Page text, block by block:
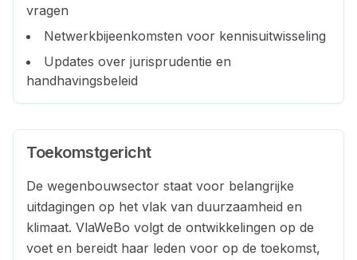
vragen
Netwerkbijeenkomsten voor kennisuitwisseling
Updates over jurisprudentie en
handhavingsbeleid
Toekomstgericht
De wegenbouwsector staat voor belangrijke
uitdagingen op het vlak van duurzaamheid en
klimaat. VlaWeBo volgt de ontwikkelingen op de
voet en bereidt haar leden voor op de toekomst,